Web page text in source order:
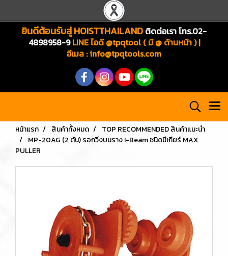
ยินดีต้อนรับสู่ HOISTTHAILAND ติดต่อเรา โทร.02-
4898958-9LINE ไอดี @tpqtool ( มี @ ด้านหน้า ) |
อีเมล :info@tpqtools.com
หน้าแรก สินค้าทั้งหมด
TOP RECOMMENDED สินค้าแนะนำ
MP-20AG (2 ตัน) รอกวิ่งบนราง I-Beam ชนิดมีเกียร์ MAX
PULLER